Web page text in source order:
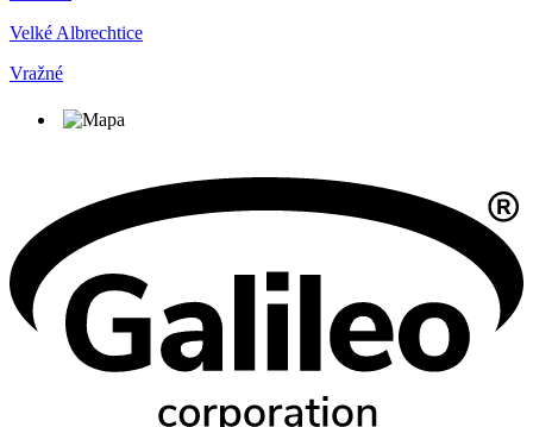
Velké Albrechtice
Vražné